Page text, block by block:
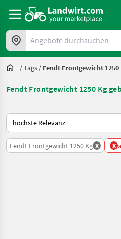
Angebote durchsuchen
/Tags / Fendt Frontgewicht 1250
Fendt Frontgewicht 1250 Kg
So wird auf Landwirt.com sortiert
Fendt Frontgewicht 1250 Kg x x